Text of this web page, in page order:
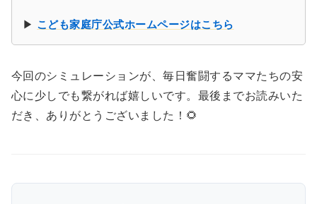
▶ こども家庭庁公式ホームページはこちら
今回のシミュレーションが、毎日奮闘するママたちの安
心に少しでも繋がれば嬉しいです。最後までお読みいた
だき、ありがとうございました！🌻